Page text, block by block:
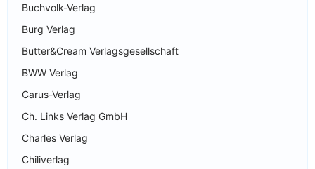
Buchvolk-Verlag
Burg Verlag
Butter&Cream Verlagsgesellschaft
BWW Verlag
Carus-Verlag
Ch. Links Verlag GmbH
Charles Verlag
Chiliverlag